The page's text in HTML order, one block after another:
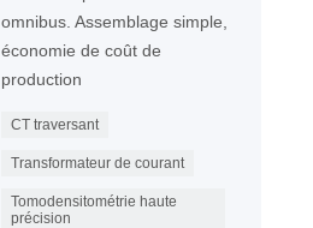
omnibus. Assemblage simple,
économie de coût de
production
CT traversant
Transformateur de courant
Tomodensitométrie haute
précision